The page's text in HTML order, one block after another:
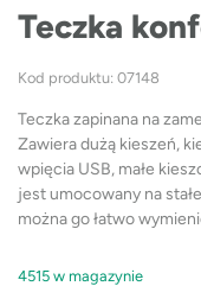
Teczka
Kod produktu: 07148
Teczka zapinana na
Zawiera dużą kieszeń,
wpięcia USB, małe
jest umocowany na
można go łatwo
4515 w magazynie